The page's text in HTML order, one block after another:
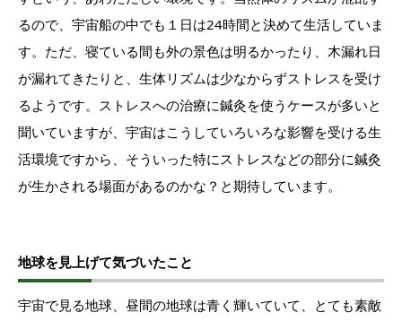
るので、宇宙船の中でも１日は24時間と決めて生活していま
す。ただ、寝ている間も外の景色は明るかったり、木漏れ日
が漏れてきたりと、生体リズムは少なからずストレスを受け
るようです。ストレスへの治療に鍼灸を使うケースが多いと
聞いていますが、宇宙はこうしていろいろな影響を受ける生
活環境ですから、そういった特にストレスなどの部分に鍼灸
が生かされる場面があるのかな？と期待しています。
地球を見上げて気づいたこと
宇宙で見る地球、昼間の地球は青く輝いていて、とても素敵